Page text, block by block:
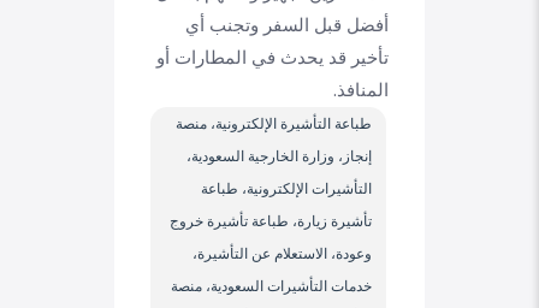
أفضل قبل السفر وتجنب أي
تأخير قد يحدث في المطارات أو
المنافذ.
طباعة التأشيرة الإلكترونية، منصة
إنجاز، وزارة الخارجية السعودية،
التأشيرات الإلكترونية، طباعة
تأشيرة زيارة، طباعة تأشيرة خروج
وعودة، الاستعلام عن التأشيرة،
خدمات التأشيرات السعودية، منصة